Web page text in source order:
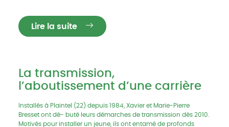
Lire la suite
La transmission,
l’aboutissement d’une carrière
Installés à Plaintel (22) depuis 1984, Xavier et Marie-Pierre
Bresset ont dé- buté leurs démarches de transmission dès 2010.
Motivés pour installer un jeune, ils ont entamé de profonds